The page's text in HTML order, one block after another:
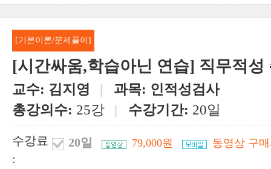
[기본이론/문제풀이]
[시간싸움,학습아닌 연습] 직무적성
교수: 김지영 | 과목: 인적성검사
총강의수: 25강 | 수강기간: 20일
수강료
:
20일 79,000원 동영상 구